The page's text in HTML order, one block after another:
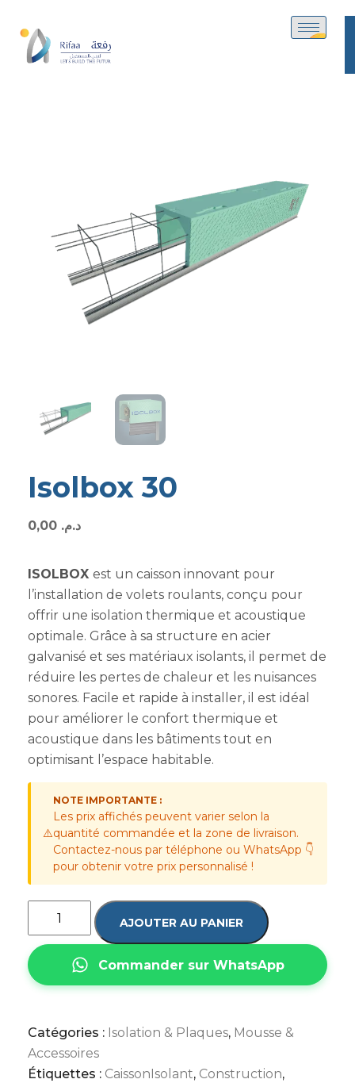
Isolbox 30
د.م.
ISOLBOX est un caisson innovant pour
l’installation de volets roulants, conçu pour
offrir une isolation thermique et acoustique
optimale. Grâce à sa structure en acier
galvanisé et ses matériaux isolants, il permet de
réduire les pertes de chaleur et les nuisances
sonores. Facile et rapide à installer, il est idéal
pour améliorer le confort thermique et
acoustique dans les bâtiments tout en
optimisant l’espace habitable.
⚠️
NOTE IMPORTANTE :
Les prix affichés peuvent varier selon la
quantité commandée et la zone de livraison.
Contactez-nous par téléphone ou WhatsApp 👇
pour obtenir votre prix personnalisé !
AJOUTER AU PANIER
Commander sur WhatsApp
Catégories : Isolation & Plaques, Mousse &
Accessoires
Étiquettes : CaissonIsolant, Construction,